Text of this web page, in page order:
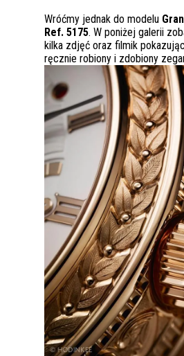
Wróćmy jednak do modelu
Ref. 5175. W poniżej galerii
kilka zdjęć oraz filmik
ręcznie robiony i zdobiony